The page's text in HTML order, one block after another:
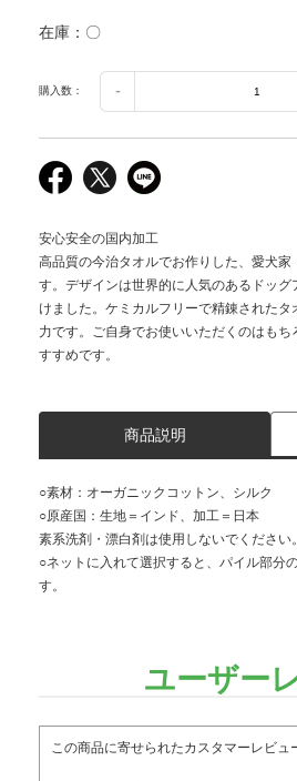
在庫 〇
購入数：
安心安全の国内加工
高品質の今治タオルでお作りした、愛犬
す。デザインは世界的に人気のあるドッ
けました。ケミカルフリーで精錬された
力です。ご自身でお使いいただくのはも
すすめです。
商品説明
○素材：オーガニックコットン、シルク
○原産国：生地＝インド、加工＝日本
素系洗剤・漂白剤は使用しないでください。
○ネットに入れて選択すると、パイル部分
す。
ユーザー
この商品に寄せられたカスタマーレビュ